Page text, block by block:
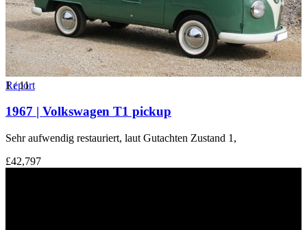
1/11
Report
1967 | Volkswagen T1 pickup
Sehr aufwendig restauriert, laut Gutachten Zustand 1,
£42,797